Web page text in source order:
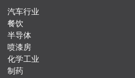
汽车行业
餐饮
半导体
喷漆房
化学工业
制药